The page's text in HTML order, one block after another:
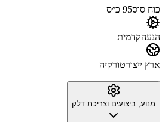
כוח סוס95 כ״ס
הנעהקדמית
ארץ ייצורטורקיה
מנוע, ביצועים וצריכת דלק